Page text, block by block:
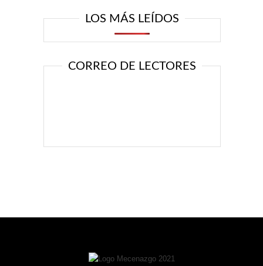
LOS MÁS LEÍDOS
CORREO DE LECTORES